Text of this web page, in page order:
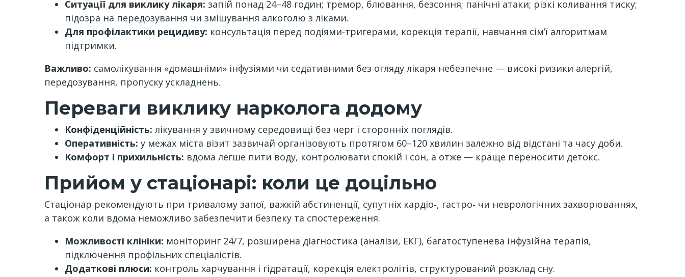
Ситуації для виклику лікаря: запій понад 24–48 годин; тремор, блювання, безсоння; панічні атаки; різкі коливання тиску;
підозра на передозування чи змішування алкоголю з ліками.
Для профілактики рецидиву: консультація перед подіями‑тригерами, корекція терапії, навчання сімʼї алгоритмам
підтримки.
Важливо: самолікування «домашніми» інфузіями чи седативними без огляду лікаря небезпечне — високі ризики алергій,
передозування, пропуску ускладнень.
Переваги виклику нарколога додому
Конфіденційність: лікування у звичному середовищі без черг і сторонніх поглядів.
Оперативність: у межах міста візит зазвичай організовують протягом 60–120 хвилин залежно від відстані та часу доби.
Комфорт і прихильність: вдома легше пити воду, контролювати спокій і сон, а отже — краще переносити детокс.
Прийом у стаціонарі: коли це доцільно
Стаціонар рекомендують при тривалому запої, важкій абстиненції, супутніх кардіо‑, гастро‑ чи неврологічних захворюваннях,
а також коли вдома неможливо забезпечити безпеку та спостереження.
Можливості клініки: моніторинг 24/7, розширена діагностика (аналізи, ЕКГ), багатоступенева інфузійна терапія,
підключення профільних спеціалістів.
Додаткові плюси: контроль харчування і гідратації, корекція електролітів, структурований розклад сну.